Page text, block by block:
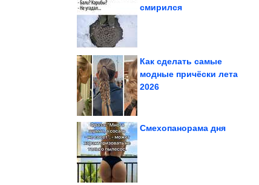
смирился
В Тольятти охранник
забор. Мальчик...
Как сделать самые
модные причёски лета
2026
Смехопанорама дня